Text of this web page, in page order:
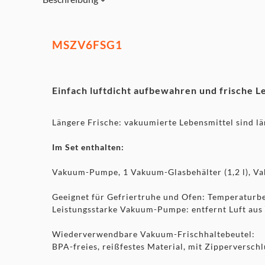
MSZV6FSG1
Einfach luftdicht aufbewahren und frische
Längere Frische: vakuumierte Lebensmittel sind
Im Set enthalten:
Vakuum-Pumpe, 1 Vakuum-Glasbehälter (1,2 l),
Geeignet für Gefriertruhe und Ofen:
Leistungsstarke Vakuum-Pumpe: entfernt Luft
Wiederverwendbare Vakuum-Frischhaltebeutel:
BPA-freies, reißfestes Material, mit